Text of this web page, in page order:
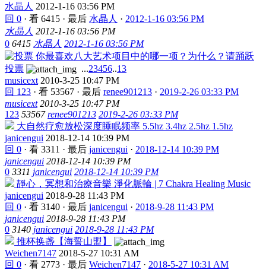
水晶人 2012-1-16 03:56 PM
回 0 · 看 6415 · 最后 水晶人 · 2012-1-16 03:56 PM
水晶人 2012-1-16 03:56 PM
0 6415 水晶人 2012-1-16 03:56 PM
你最喜欢八大艺术项目中的哪一项？为什么？请踊跃
投票
...23456..13
musicext 2010-3-25 10:47 PM
回 123 · 看 53567 · 最后 renee901213 · 2019-2-26 03:33 PM
musicext 2010-3-25 10:47 PM
123 53567 renee901213 2019-2-26 03:33 PM
大自然疗愈放松深度睡眠频率 5.5hz 3.4hz 2.5hz 1.5hz
janicengui 2018-12-14 10:39 PM
回 0 · 看 3311 · 最后 janicengui · 2018-12-14 10:39 PM
janicengui 2018-12-14 10:39 PM
0 3311 janicengui 2018-12-14 10:39 PM
靜心，冥想和治療音樂 淨化脈輪 | 7 Chakra Healing Music
janicengui 2018-9-28 11:43 PM
回 0 · 看 3140 · 最后 janicengui · 2018-9-28 11:43 PM
janicengui 2018-9-28 11:43 PM
0 3140 janicengui 2018-9-28 11:43 PM
推杯换盏【海誓山盟】
Weichen7147 2018-5-27 10:31 AM
回 0 · 看 2773 · 最后 Weichen7147 · 2018-5-27 10:31 AM